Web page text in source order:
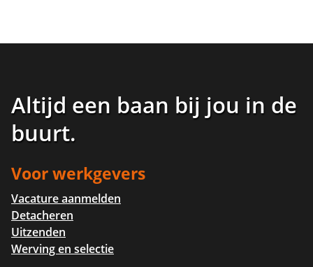
Altijd een baan bij jou in de
buurt.
Voor werkgevers
Vacature aanmelden
Detacheren
Uitzenden
Werving en selectie